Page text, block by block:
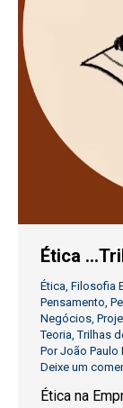
Ética
Ética Filosofia
Pensamento
Negócios
Teoria ,Trilhas
PorJoão Paulo
Deixe um
Ética na